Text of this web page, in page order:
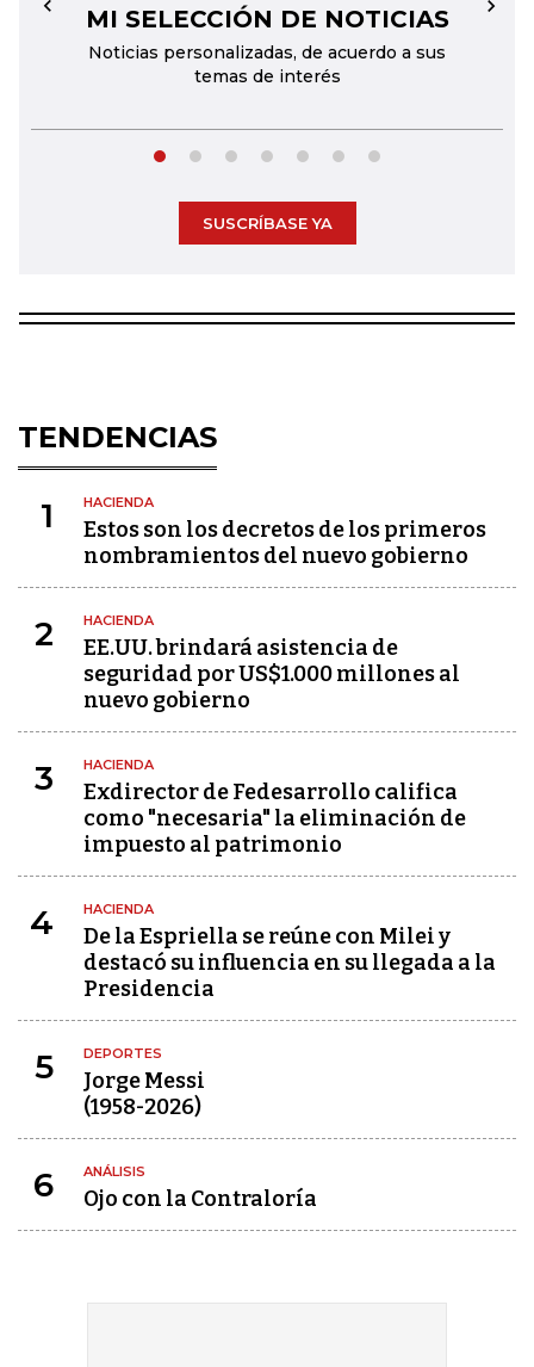
MI SELECCIÓN DE NOTICIAS
Noticias personalizadas, de acuerdo a sus
temas de interés
← →
SUSCRÍBASE YA
TENDENCIAS
1 HACIENDA
Estos son los decretos de los primeros
nombramientos del nuevo gobierno
2 HACIENDA
EE.UU. brindará asistencia de
seguridad por US$1.000 millones al
nuevo gobierno
3 HACIENDA
Exdirector de Fedesarrollo califica
como "necesaria" la eliminación de
impuesto al patrimonio
4 HACIENDA
De la Espriella se reúne con Milei y
destacó su influencia en su llegada a la
Presidencia
5 DEPORTES
Jorge Messi
(1958-2026)
6 ANÁLISIS
Ojo con la Contraloría